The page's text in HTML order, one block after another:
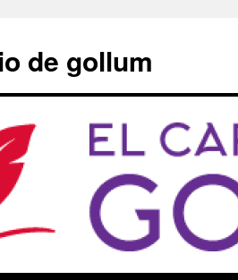
de gollum